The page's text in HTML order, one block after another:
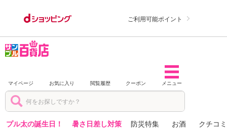
ご利用可能ポイント
マイページ お気に入り 閲覧履歴 クーポン メニュー
プル太の誕生日！ 暑さ日差し対策 防災特集 お酒 クチコ